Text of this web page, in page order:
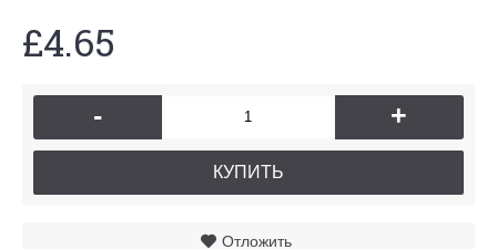
£4.65
- +
КУПИТЬ
Отложить